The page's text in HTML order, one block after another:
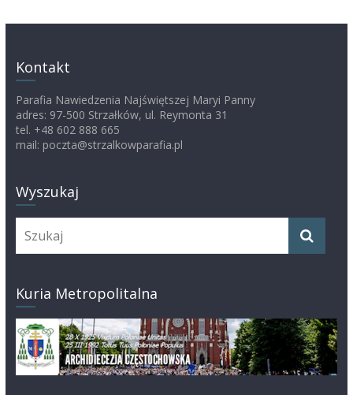
Kontakt
Parafia Nawiedzenia Najświętszej Maryi Panny
adres: 97-500 Strzałków, ul. Reymonta 31
tel. +48 602 888 665
mail: poczta@strzalkowparafia.pl
Wyszukaj
Kuria Metropolitalna